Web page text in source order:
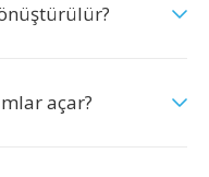
açar?